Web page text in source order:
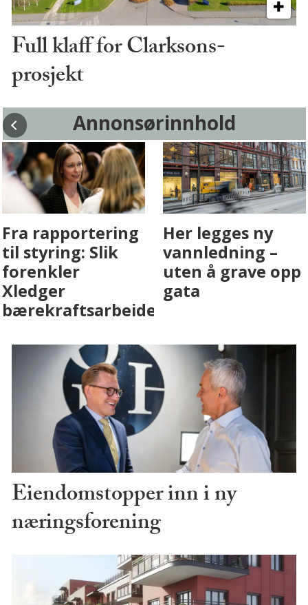
Full klaff for Clarksons-
prosjekt
Annonsørinnhold
Fenistra endrer
eiendomsbransjen
med AI. Slik ser vi
på fremtiden
Det er i
Drammen det
skjer
Eiendomstopper inn i ny
næringsforening